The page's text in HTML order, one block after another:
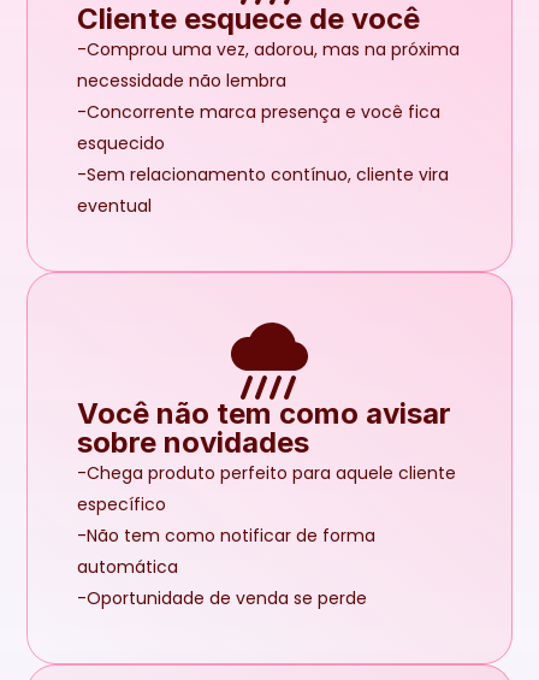
Cliente esquece de você
-Comprou uma vez, adorou, mas na próxima
necessidade não lembra
-Concorrente marca presença e você fica
esquecido
-Sem relacionamento contínuo, cliente vira
eventual
Você não tem como avisar
sobre novidades
-Chega produto perfeito para aquele cliente
específico
-Não tem como notificar de forma
automática
-Oportunidade de venda se perde